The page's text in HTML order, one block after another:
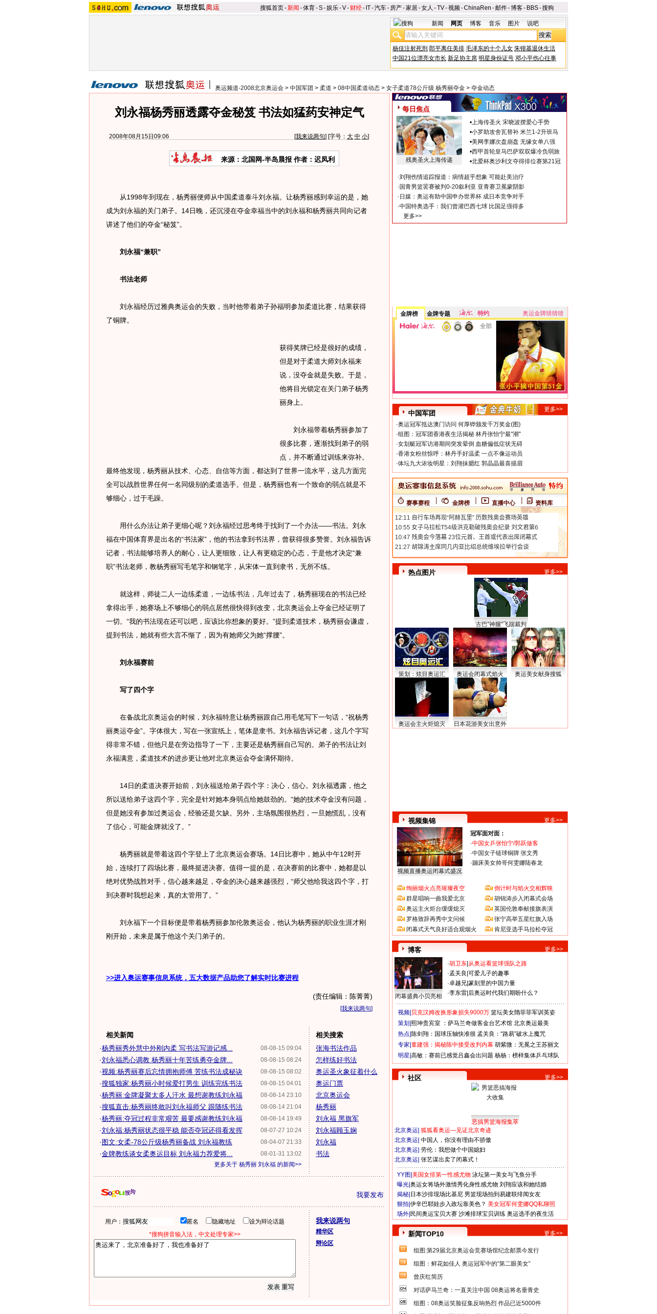
搜狐首页-新闻 -体育-S-娱乐-V- 财经- IT-汽车- 房产-家居-女人 -TV-视频-ChinaRen -邮件-博客- BBS-搜狗
新闻 网页 博客 音乐 图片 说吧
杨佳注射死刑 郎平离任美排 毛泽东的十个儿女 朱镕基退休生活
中国21位漂亮女市长 新足协主席 明星身份证号 邓小平伤心往事
奥运频道-2008北京奥运会 > 中国军团 > 柔道 > 08中国柔道动态 > 女子柔道78公斤级 杨秀丽夺金 > 夺金动态
刘永福杨秀丽透露夺金秘笈 书法如猛药安神定气
2008年08月15日09:06 [我来说两句] [字号： 大 中 小]
来源：北国网-半岛晨报 作者：迟凤利
从1998年到现在，杨秀丽便师从中国柔道泰斗刘永福。让杨秀丽感到幸运的是，她
成为刘永福的关门弟子。14日晚，还沉浸在夺金幸福当中的刘永福和杨秀丽共同向记者
讲述了他们的夺金“秘笈”。
刘永福“兼职”
书法老师
刘永福经历过雅典奥运会的失败，当时他带着弟子孙福明参加柔道比赛，结果获得
了铜牌。
获得奖牌已经是很好的成绩，
但是对于柔道大师刘永福来
说，没夺金就是失败。于是，
他将目光锁定在关门弟子杨秀
丽身上。
刘永福带着杨秀丽参加了
很多比赛，逐渐找到弟子的弱
点，并不断通过训练来弥补。
最终他发现，杨秀丽从技术、心态、自信等方面，都达到了世界一流水平，这几方面完
全可以战胜世界任何一名同级别的柔道选手。但是，杨秀丽也有一个致命的弱点就是不
够细心，过于毛躁。
用什么办法让弟子更细心呢？刘永福经过思考终于找到了一个办法——书法。刘永
福在中国体育界是出名的“书法家”，他的书法拿到书法界，曾获得很多赞誉。刘永福告诉
记者，书法能够培养人的耐心，让人更细致，让人有更稳定的心态，于是他才决定“兼
职”书法老师，教杨秀丽写毛笔字和钢笔字，从宋体一直到隶书，无所不练。
就这样，师徒二人一边练柔道，一边练书法，几年过去了，杨秀丽现在的书法已经
拿得出手，她赛场上不够细心的弱点居然很快得到改变，北京奥运会上夺金已经证明了
一切。“我的书法现在还可以吧，应该比你想象的要好。”提到柔道技术，杨秀丽会谦虚，
提到书法，她就有些大言不惭了，因为有她师父为她“撑腰”。
刘永福赛前
写了四个字
在备战北京奥运会的时候，刘永福特意让杨秀丽跟自己用毛笔写下一句话，“祝杨秀
丽奥运夺金”。字体很大，写在一张宣纸上，笔体是隶书。刘永福告诉记者，这几个字写
得非常不错，但他只是在旁边指导了一下，主要还是杨秀丽自己写的。弟子的书法让刘
永福满意，柔道技术的进步更让他对北京奥运会夺金满怀期待。
14日的柔道决赛开始前，刘永福送给弟子四个字：决心，信心。刘永福透露，他之
所以送给弟子这四个字，完全是针对她本身弱点给她鼓劲的。“她的技术夺金没有问题，
但是她没有参加过奥运会，经验还是欠缺。另外，主场氛围很热烈，一旦她慌乱，没有
了信心，可能金牌就没了。”
杨秀丽就是带着这四个字登上了北京奥运会赛场。14日比赛中，她从中午12时开
始，连续打了四场比赛，最终挺进决赛。值得一提的是，在决赛前的比赛中，她都是以
绝对优势战胜对手，信心越来越足，夺金的决心越来越强烈，“师父他给我这四个字，打
到决赛时我想起来，真的太管用了。”
刘永福下一个目标便是带着杨秀丽参加伦敦奥运会，他认为杨秀丽的职业生涯才刚
刚开始，未来是属于他这个关门弟子的。
>>进入奥运赛事信息系统，五大数据产品助您了解实时比赛进程
(责任编辑：陈菁菁)
[我来说两句]
相关新闻
08-08-15 09:04
·杨秀丽秀外慧中外刚内柔 写书法写游记感...
08-08-15 08:24
·刘永福悉心调教 杨秀丽十年苦练勇夺金牌...
08-08-15 08:02
·视频:杨秀丽赛后忘情拥抱师傅 苦练书法成秘诀
08-08-15 04:01
·搜狐独家:杨秀丽小时候爱打男生 训练完练书法
08-08-14 23:10
·杨秀丽:金牌凝聚太多人汗水 最想谢教练刘永福
08-08-14 21:04
·搜狐直击:杨秀丽终敢叫刘永福师父 跟随练书法
08-08-14 19:49
·杨秀丽:夺冠过程非常艰苦 最要感谢教练刘永福
08-07-27 10:24
·刘永福:杨秀丽状态很平稳 能否夺冠还得看发挥
08-04-07 21:33
·图文:女柔-78公斤级杨秀丽备战 刘永福教练
08-01-31 13:02
·金牌教练谈女柔奥运目标 刘永福力荐爱将...
更多关于 杨秀丽 刘永福 的新闻>>
相关搜索
张海书法作品
怎样练好书法
奥运圣火象征着什么
奥运门票
北京奥运会
杨秀丽
刘永福 黑旗军
刘永福顾玉娴
刘永福
书法
我要发布
用户： 匿名 隐藏地址
设为辩论话题
*搜狗拼音输入法，中文处理专家>>
我来说两句
精华区
辩论区
每日焦点
残奥圣火上海传递
•上海传圣火 宋晓波摆爱心手势
•小罗助攻舍瓦替补 米兰1-2升班马
•美网李娜次盘崩盘 无缘女单八强
•西甲首轮皇马巴萨双双爆冷负弱旅
•北爱杯奥沙利文夺得排位赛第21冠
·刘翔伤情追踪报道：病情超乎想象 可能赴美治疗
· 国青男篮罢赛被判0-20叙利亚 亚青赛卫冕蒙阴影
· 日媒：奥运有助中国申办世界杯 成日本竞争对手
·中国特奥选手：我们曾灌巴西七球 比国足强得多
更多>>
金牌榜 金牌专题 特约
奥运金牌猜猜猜
全部
中国军团
更多>>
·奥运冠军抵达澳门访问 何厚铧颁发千万奖金(图)
·组图：冠军团香港夜生活揭秘 林丹张怡宁最"潮"
·女划艇冠军访港期间突发晕倒 血糖偏低症状无碍
·香港女粉丝惊呼：林丹手好温柔 一点不像运动员
·体坛九大浓妆明星：刘翔抹腮红 郭晶晶最喜描眉
赛事赛程 金牌榜 直播中心 资料库
热点图片 更多>>
古巴"神腿"飞踹裁判
策划：炫目奥运汇 奥运会闭幕式焰火 奥运美女献身搜狐
奥运会主火炬熄灭 日本花游美女出意外
视频集锦 更多>>
视频直播奥运闭幕式盛况
冠军面对面：
·中国女乒张怡宁/郭跃做客
·中国女子链球铜牌 张文秀
·蹦床美女帅哥何雯娜陆春龙
绚丽烟火点亮璀璨夜空
群星唱响一曲我爱北京
奥运主火炬台缓缓熄灭
罗格致辞再秀中文问候
闭幕式天气良好适合观烟火
倒计时与焰火交相辉映
胡锦涛步入闭幕式会场
英国伦敦奉献接旗表演
张宁高举五星红旗入场
肯尼亚选手马拉松夺冠
博客 更多>>
闭幕盛典小贝亮相
·胡卫东 从奥运看篮球强队之路
·孟关良 可爱儿子的趣事
·卓越兄 篆刻里的中国力量
·李东雷 后奥运时代我们期盼什么？
视频| 贝克汉姆改换形象损失9000万 篮坛美女隋菲菲军训英姿
策划| 熙坤贵宾室 ：萨马兰奇做客金台艺术馆 北京奥运最美
热点| 陈剑翔：国球压轴快准很 孟关良：“路易”破水上魔咒
专家| 童建强：揭秘陈中接受改判内幕 胡紫微：无冕之王苏丽文
明星| 高敏：赛前已感觉吕鑫会出问题 杨杨：榜样集体乒乓球队
社区 更多>>
恶搞男篮海报集萃
北京奥运 狐狐看奥运—见证北京奇迹
北京奥运 中国人，你没有理由不骄傲
北京奥运 劳伦：我想做个中国媳妇
北京奥运 张艺谋出卖了闭幕式！
YY图| 美国女排第一性感尤物 泳坛第一美女与飞鱼分手
曝光| 奥运女将场外激情秀化身性感尤物 刘翔应该和她结婚
揭秘| 日本沙排现场比基尼 男篮现场拍到易建联绯闻女友
狠拍| 伊辛巴耶娃步入政坛靠美色？ 美女冠军何雯娜QQ私聊照
场外| 民间奥运宝贝大赛 沙滩排球宝贝训练 奥运选手的夜生活
新闻TOP10 更多>>
组图:第29届北京奥运会竞赛场馆纪念邮票今发行
组图：鲜花如佳人 奥运冠军中的“第二眼美女”
曾庆红简历
对话萨马兰奇：一直关注中国 08奥运将名垂青史
组图：08奥运笑脸征集反响热烈 作品已近5000件